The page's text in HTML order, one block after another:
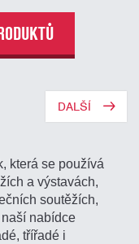
DALŠÍ
která se používá
a výstavách,
soutěžích,
nabídce
třířadé i